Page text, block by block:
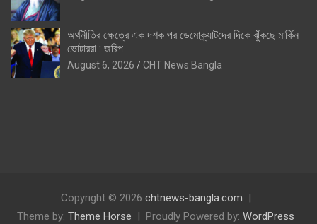
অর্থনীতির ক্ষেত্রে এক দশক পর ডেমোক্র্যাটদের দিকে ঝুঁকছে মার্কিন
ভোটাররা : জরিপ
August 6, 2026 CHT News Bangla
Copyright © 2026 chtnews-bangla.com
Theme by: Theme Horse Proudly Powered by: WordPress